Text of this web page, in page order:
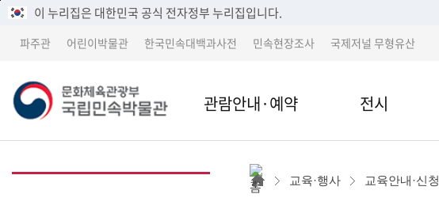
메본
이 누리집은 대한민국 공식 전자정부 누리집입니다.
파주관 어린이박물관 한국민속대백과사전 민속현장조사 국제저널 무형유산
문
화
관람안내·예약 전시
교육·행사 교육안내·신청